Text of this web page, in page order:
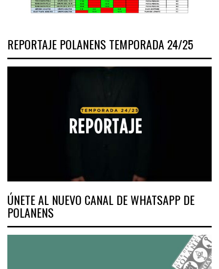
REPORTAJE POLANENS TEMPORADA 24/25
ÚNETE AL NUEVO CANAL DE WHATSAPP DE
POLANENS